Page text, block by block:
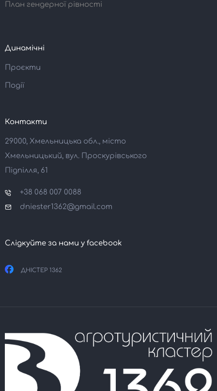
План гендерної рівності
Динамічні
Проєкти
Події
Контакти
29000, Хмельницька обл., місто
Хмельницький, вул. Проскурівського
Підпілля, 61
+38 068 007 0088
dniester1362@gmail.com
Слідкуйте за нами у facebook
ДНІСТЕР 1362